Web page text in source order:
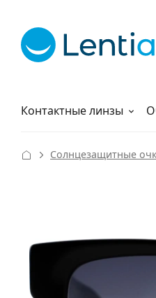
Контактные линзы
Растворы
Как заказать
Солнцезащитные